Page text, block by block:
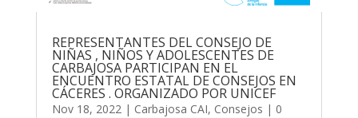
REPRESENTANTES DEL CONSEJO DE
NIÑAS , NIÑOS Y ADOLESCENTES DE
CARBAJOSA PARTICIPAN EN EL
ENCUENTRO ESTATAL DE CONSEJOS EN
CÁCERES . ORGANIZADO POR UNICEF
Nov 18, 2022| Carbajosa CAI, Consejos | 0